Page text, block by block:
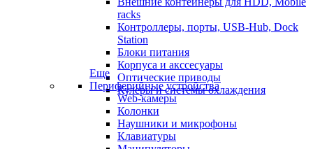
racks
Контроллеры, порты, USB-Hub, Dock
Station
Блоки питания
Корпуса и акссесуары
Оптические приводы
Кулеры и системы охлаждения
Еще
Периферийные устройства
Web-камеры
Колонки
Наушники и микрофоны
Клавиатуры